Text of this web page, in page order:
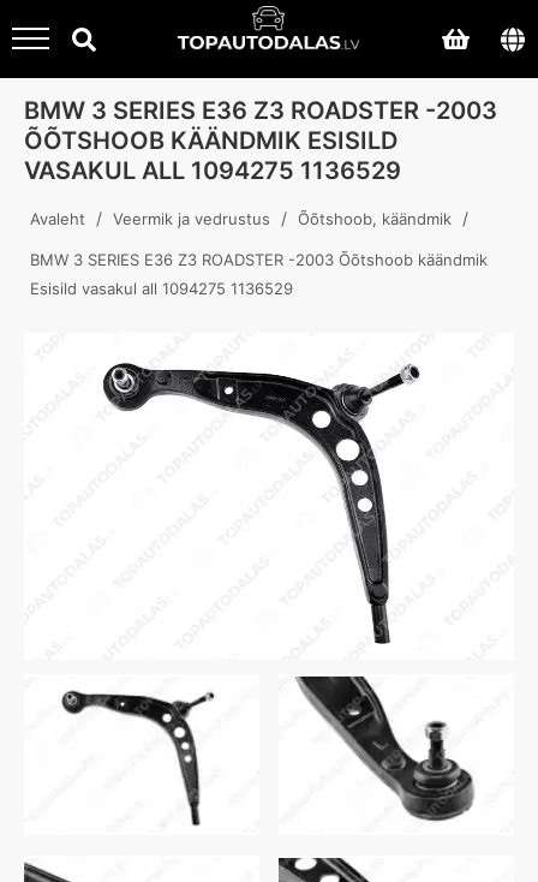
BMW 3 SERIES E36 Z3 ROADSTER -2003
ÕÕTSHOOB KÄÄNDMIK ESISILD
VASAKUL ALL 1094275 1136529
Avaleht / Veermik ja vedrustus / Õõtshoob, käändmik /
BMW 3 SERIES E36 Z3 ROADSTER -2003 Õõtshoob käändmik
Esisild vasakul all 1094275 1136529